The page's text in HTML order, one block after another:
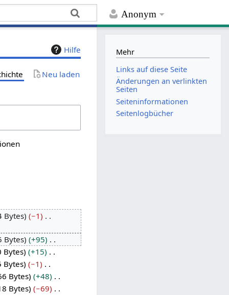
Anonym
Hilfe
Neu laden
Bytes −1
Bytes
+95
Bytes
+15
Bytes
−1
Bytes
+48
Bytes
−69
Mehr
Links auf diese Seite
Änderungen an verlinkten
Seiten
Seiten­­informationen
Seitenlogbücher